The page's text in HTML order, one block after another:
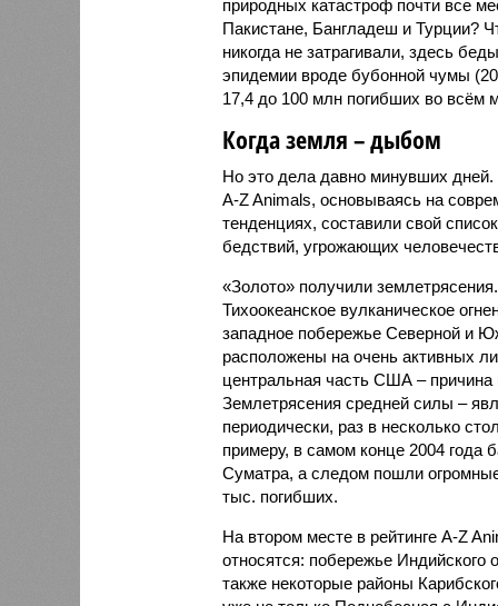
природных катастроф почти все
Пакистане, Бангладеш и Турции?
никогда не затрагивали, здесь
эпидемии вроде бубонной чумы
17,4 до 100 млн погибших во всём
Когда земля – дыбом
Но это дела давно минувших
A-Z Animals, основываясь на
тенденциях, составили свой
бедствий, угрожающих
«Золото» получили
Тихоокеанское вулканическое
западное побережье Северной и
расположены на очень активных
центральная часть США –
Землетрясения средней силы –
периодически, раз в несколько
примеру, в самом конце 2004 года
Суматра, а следом пошли
тыс. погибших.
На втором месте в рейтинге A-Z
относятся: побережье
также некоторые районы